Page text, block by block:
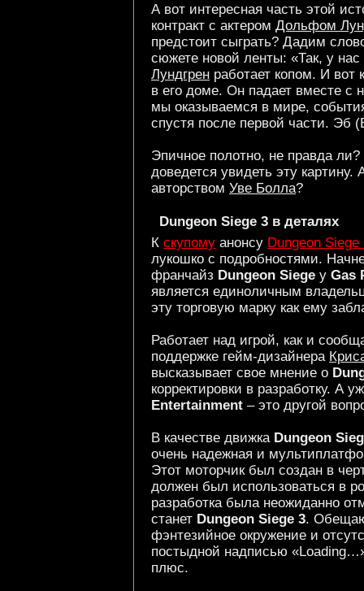
А вот интересная часть этой
контракт с актером Дольфом
предстоит сыграть? Дадим
сюжете новой ленты: «Так, у
Лундгрен работает копом. И вот
в его доме. Он падает вместе с
мы оказываемся в мире,
спустя после первой части. Эб
Эпичное полотно, не правда
доведется увидеть эту
авторством Уве Болла?
Dungeon Siege 3 в деталях
К скупому анонсу Dungeon Siege
лукошко с подробностями.
франчайз Dungeon Siege у Gas
является единоличным
эту торговую марку как ему
Работает над игрой, как и
поддержке гейм-дизайнера
высказывает свое мнение о
корректировки в разработку. А
Entertainment – это другой
В качестве движка Dungeon
очень надежная и
Этот моторчик был создан в
должен был использоваться в
разработка была неожиданно
станет Dungeon Siege 3.
фэнтезийное окружение и
постыдной надписью
плюс.